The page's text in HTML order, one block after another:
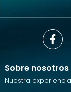
Sobre nosotros
Nuestra experiencia